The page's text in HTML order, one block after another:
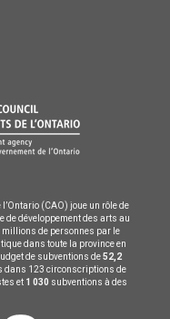
(CAO) joue un rôle de
de développement des arts au
millions de personnes par le
dans toute la province en
de subventions de52,2
dans 123 circonscriptions de
et 1 030 subventions à des